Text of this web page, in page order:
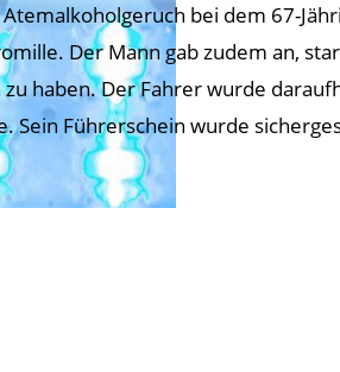
bei dem 67-
Der Mann gab zudem an,
haben. Der Fahrer wurde
Sein Führerschein wurde